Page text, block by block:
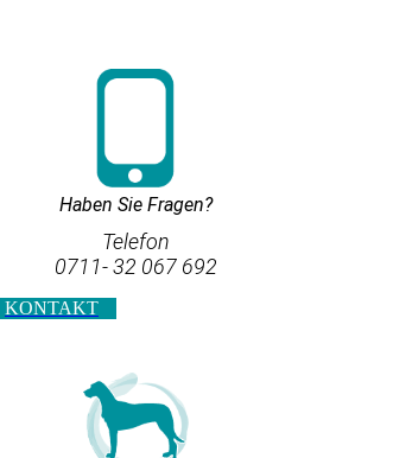
Haben Sie Fragen?
Telefon
0711- 32 067 692
KONTAKT